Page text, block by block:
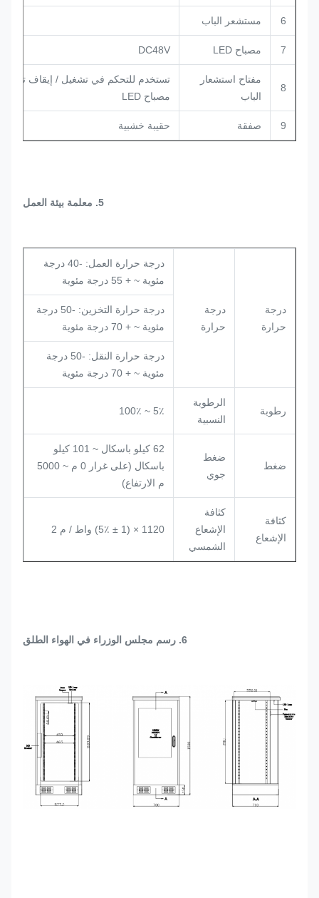
6 مستشعر الباب
7 مصباح LED DC48V
8
مفتاح استشعار
الباب
تستخدم للتحكم في تشغيل / إيقاف
مصباح LED
9 صفقة حقيبة خشبية
5. معلمة بيئة العمل
درجة
حرارة
درجة
حرارة
درجة حرارة العمل: -40 درجة
مئوية ~ + 55 درجة مئوية
درجة حرارة التخزين: -50 درجة
مئوية ~ + 70 درجة مئوية
درجة حرارة النقل: -50 درجة
مئوية ~ + 70 درجة مئوية
رطوبة
الرطوبة
النسبية
5٪ ~ 100٪
ضغط
ضغط
جوي
62 كيلو باسكال ~ 101 كيلو
باسكال (على غرار 0 م ~ 5000
م الارتفاع)
كثافة
الإشعاع
كثافة
الإشعاع
الشمسي
1120 × (1 ± 5٪) واط / م 2
6. رسم مجلس الوزراء في الهواء الطلق